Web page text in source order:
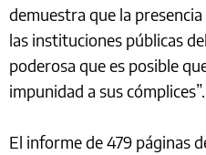
demuestra que la
las instituciones públicas
poderosa que es posible
impunidad a sus cómplices”.
El informe de 479 páginas